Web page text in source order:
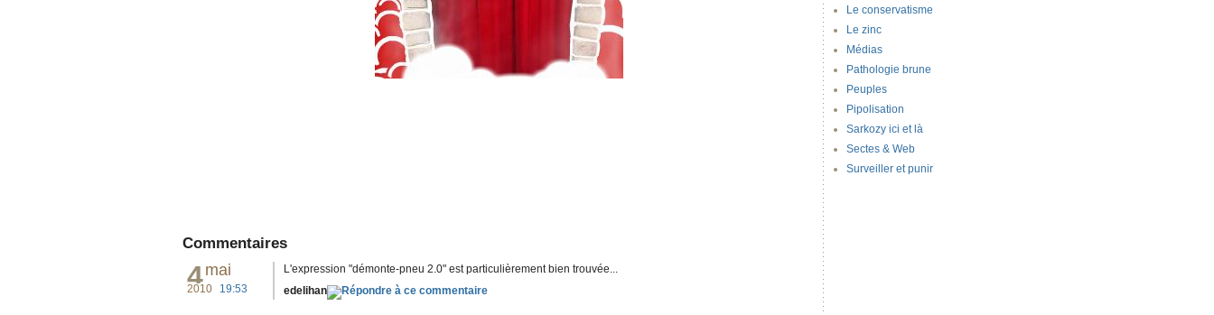
Commentaires
4mai
2010 19:53
L'expression "démonte-pneu 2.0" est particulièrement bien trouvée...
edelihan
Le conservatisme
Le zinc
Médias
Pathologie brune
Peuples
Pipolisation
Sarkozy ici et là
Sectes & Web
Surveiller et punir